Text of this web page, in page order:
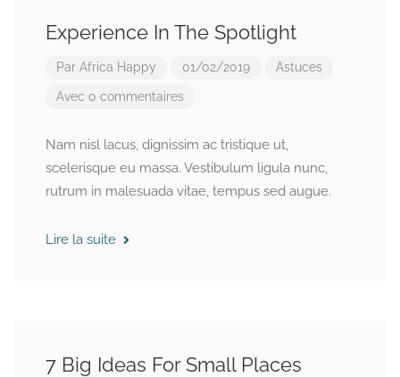
Experience In The Spotlight
Par Africa Happy 01/02/2019 Astuces
Avec 0 commentaires
Nam nisl lacus, dignissim ac tristique ut,
scelerisque eu massa. Vestibulum ligula nunc,
rutrum in malesuada vitae, tempus sed augue.
Lire la suite
7 Big Ideas For Small Places